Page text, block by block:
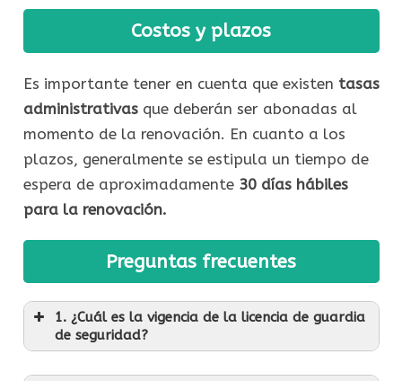
Costos y plazos
Es importante tener en cuenta que existen tasas
administrativasque deberán ser abonadas al
momento de la renovación. En cuanto a los
plazos, generalmente se estipula un tiempo de
espera de aproximadamente 30 días hábiles
para la renovación.
Preguntas frecuentes
1. ¿Cuál es la vigencia de la licencia de guardia
de seguridad?